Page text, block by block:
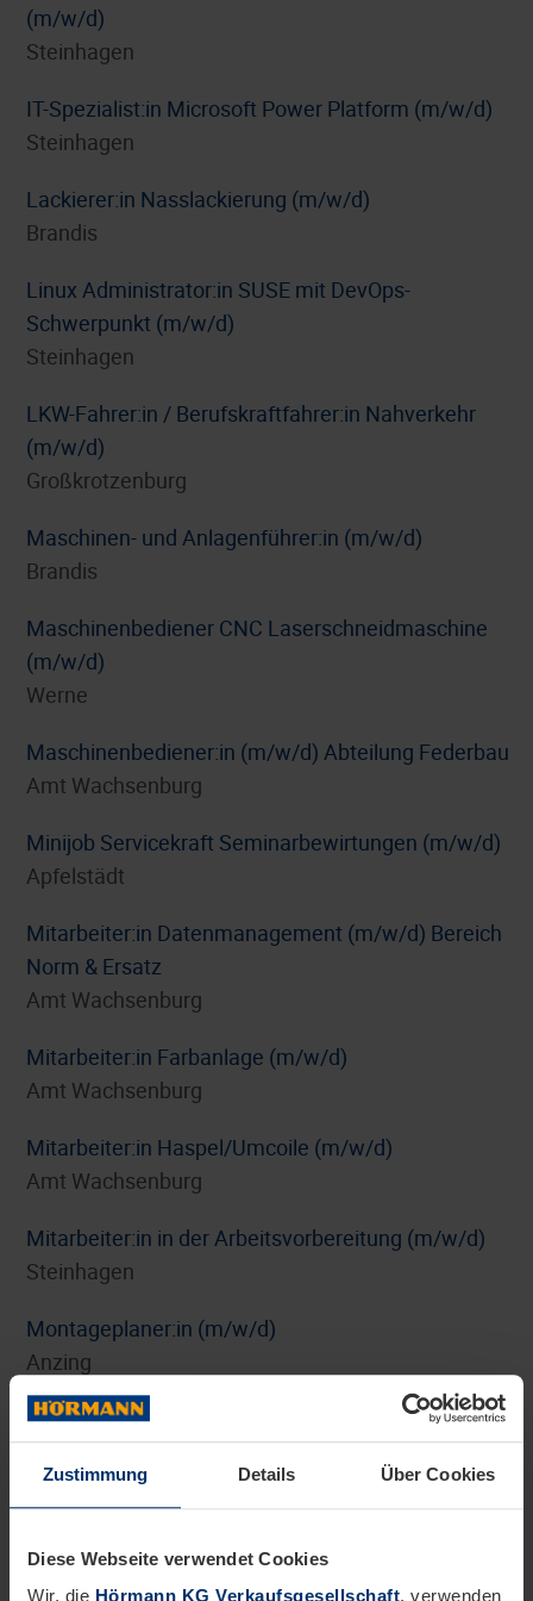
Zustimmung Details Über Cookies
Diese Webseite verwendet Cookies
Wir, die Hörmann KG Verkaufsgesellschaft, verwenden
(m/w/d)
Steinhagen
IT-Spezialist:in Microsoft Power Platform (m/w/d)
Steinhagen
Lackierer:in Nasslackierung (m/w/d)
Brandis
Linux Administrator:in SUSE mit DevOps-
Schwerpunkt (m/w/d)
Steinhagen
LKW-Fahrer:in / Berufskraftfahrer:in Nahverkehr
(m/w/d)
Großkrotzenburg
Maschinen- und Anlagenführer:in (m/w/d)
Brandis
Maschinenbediener CNC Laserschneidmaschine
(m/w/d)
Werne
Maschinenbediener:in (m/w/d) Abteilung Federbau
Amt Wachsenburg
Minijob Servicekraft Seminarbewirtungen (m/w/d)
Apfelstädt
Mitarbeiter:in Datenmanagement (m/w/d) Bereich
Norm & Ersatz
Amt Wachsenburg
Mitarbeiter:in Farbanlage (m/w/d)
Amt Wachsenburg
Mitarbeiter:in Haspel/Umcoile (m/w/d)
Amt Wachsenburg
Mitarbeiter:in in der Arbeitsvorbereitung (m/w/d)
Steinhagen
Montageplaner:in (m/w/d)
Anzing
Personalreferent:in Benefits und HR-Marketing
(m/w/d)
Steinhagen